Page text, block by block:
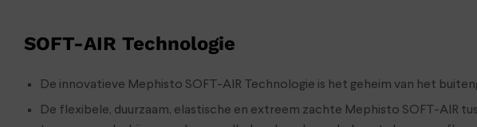
SOFT-AIR Technologie
De innovatieve Mephisto SOFT-AIR Technologie is het geheim van het
De flexibele, duurzaam, elastische en extreem zachte Mephisto SOFT-AIR